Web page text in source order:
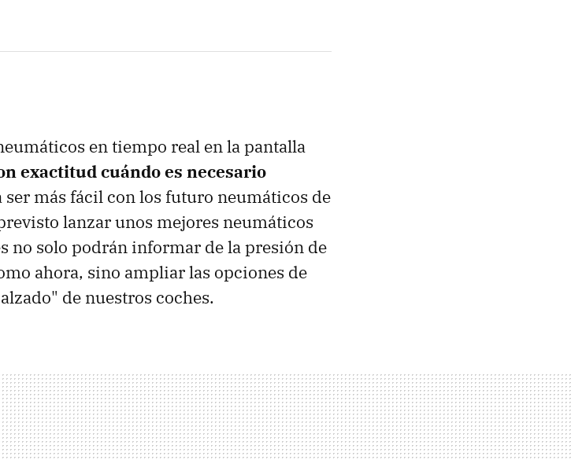
en tiempo real en la pantalla
exactitud cuándo es necesario
ser más fácil con los futuro neumáticos de
lanzar unos mejores neumáticos
no solo podrán informar de la presión de
ahora, sino ampliar las opciones de
de nuestros coches.